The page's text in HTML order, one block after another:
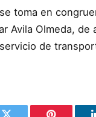
toma en
Avila Olmeda, de
de